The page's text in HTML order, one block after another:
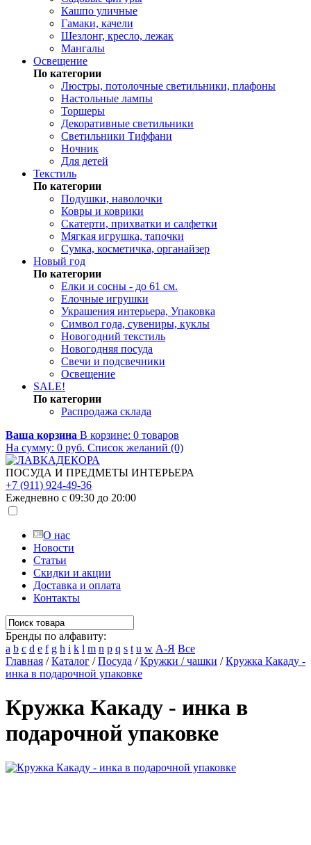
Кашпо уличные
Гамаки, качели
Шезлонг, кресло, лежак
Мангалы
Освещение
По категории
Люстры, потолочные светильники, плафоны
Настольные лампы
Торшеры
Декоративные светильники
Светильники Тиффани
Ночник
Для детей
Текстиль
По категории
Подушки, наволочки
Ковры и коврики
Скатерти, прихватки и салфетки
Мягкая игрушка, тапочки
Сумка, косметичка, органайзер
Новый год
По категории
Елки и сосны - до 61 см.
Елочные игрушки
Украшения интерьера, Упаковка
Символ года, сувениры, куклы
Новогодний текстиль
Новогодняя посуда
Свечи и подсвечники
Освещение
SALE!
По категории
Распродажа склада
Ваша корзина В корзине: 0 товаров
На сумму: 0 руб. Список желаний (0)
ПОСУДА И ПРЕДМЕТЫ ИНТЕРЬЕРА
+7 (911) 924-49-36
Ежедневно с 09:30 до 20:00
О нас
Новости
Статьи
Скидки и акции
Доставка и оплата
Контакты
Бренды по алфавиту:
a b c d e f g h i k l m n p q s t u w А-Я Все
Главная /Каталог /Посуда /Кружки / чашки /Кружка Какаду -
инка в подарочной упаковке
Кружка Какаду - инка в
подарочной упаковке